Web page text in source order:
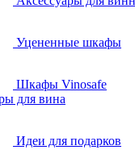
Уцененные шкафы
Шкафы Vinosafe
для вина
Идеи для подарков